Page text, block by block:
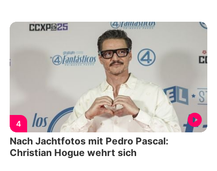
4
Nach Jachtfotos mit Pedro Pascal:
Christian Hogue wehrt sich